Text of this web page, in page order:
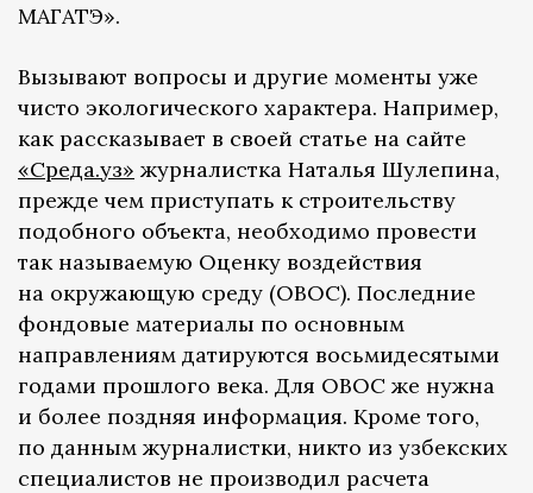
МАГАТЭ».
Вызывают вопросы и другие моменты уже
чисто экологического характера. Например,
как рассказывает в своей статье на сайте
«Среда.уз» журналистка Наталья Шулепина,
прежде чем приступать к строительству
подобного объекта, необходимо провести
так называемую Оценку воздействия
на окружающую среду (ОВОС). Последние
фондовые материалы по основным
направлениям датируются восьмидесятыми
годами прошлого века. Для ОВОС же нужна
и более поздняя информация. Кроме того,
по данным журналистки, никто из узбекских
специалистов не производил расчета